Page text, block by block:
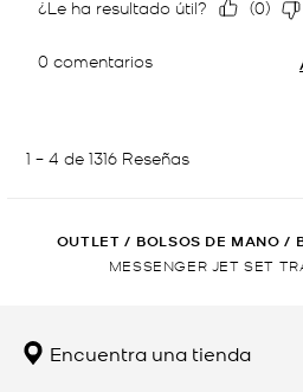
OUTLET / BOLSOS DE MANO /
MESSENGER JET SET
Encuentra una tienda